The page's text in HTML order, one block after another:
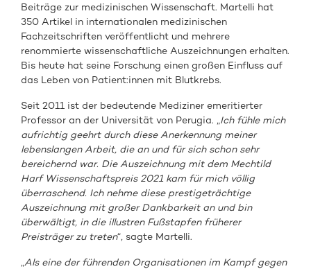
Beiträge zur medizinischen Wissenschaft. Martelli hat
350 Artikel in internationalen medizinischen
Fachzeitschriften veröffentlicht und mehrere
renommierte wissenschaftliche Auszeichnungen erhalten.
Bis heute hat seine Forschung einen großen Einfluss auf
das Leben von Patient:innen mit Blutkrebs.
Seit 2011 ist der bedeutende Mediziner emeritierter
Professor an der Universität von Perugia. „Ich fühle mich
aufrichtig geehrt durch diese Anerkennung meiner
lebenslangen Arbeit, die an und für sich schon sehr
bereichernd war. Die Auszeichnung mit dem Mechtild
Harf Wissenschaftspreis 2021 kam für mich völlig
überraschend. Ich nehme diese prestigeträchtige
Auszeichnung mit großer Dankbarkeit an und bin
überwältigt, in die illustren Fußstapfen früherer
Preisträger zu treten“, sagte Martelli.
„Als eine der führenden Organisationen im Kampf gegen